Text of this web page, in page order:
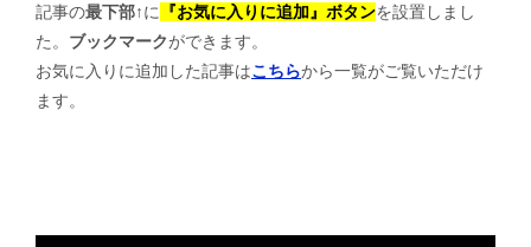
記事の最下部↑に 『お気に入りに追加』ボタンを設置しまし
た。 ブックマークができます。
お気に入りに追加した記事はこちらから一覧がご覧いただけ
ます。